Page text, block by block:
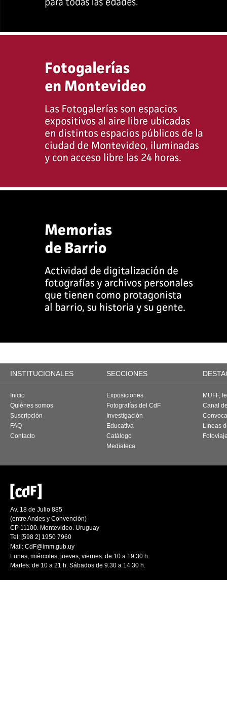
INSTITUCIONALES SECCIONES
Inicio
Quiénes somos
Suscripción
FAQ
Contacto
Exposiciones
Fotografías del CdF
Investigación
Educativa
Catálogo
Mediateca
MUFF,
Canal
Líneas
Av. 18 de Julio 885
(entre Andes y Convención)
CP 11100. Montevideo. Uruguay
Tel: [598 2] 1950 7960
Mail: CdF@imm.gub.uy
Lunes, miércoles, jueves, viernes: de 10 a 19.30 h.
Martes: de 10 a 21 h. Sábados de 9.30 a 14.30 h.